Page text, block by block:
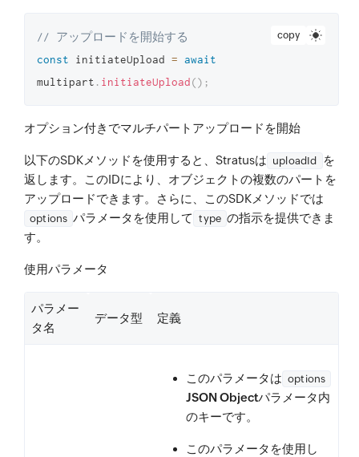
copy
// アップロードを開始する
const initiateUpload = await
multipart . initiateUpload() ;
オプション付きでマルチパートアップロードを開始
以下のSDKメソッドを使用すると、Stratusは uploadId
を
返します。このIDにより、オブジェクトの複数のパートを
アップロードできます。さらに、このSDKメソッドでは
options パラメータを使用して type の指示を提供できま
す。
使用パラメータ
パラメー
タ名
データ型 定義
このパラメータは options
JSON Objectパラメータ内
のキーです。
このパラメータを使用し